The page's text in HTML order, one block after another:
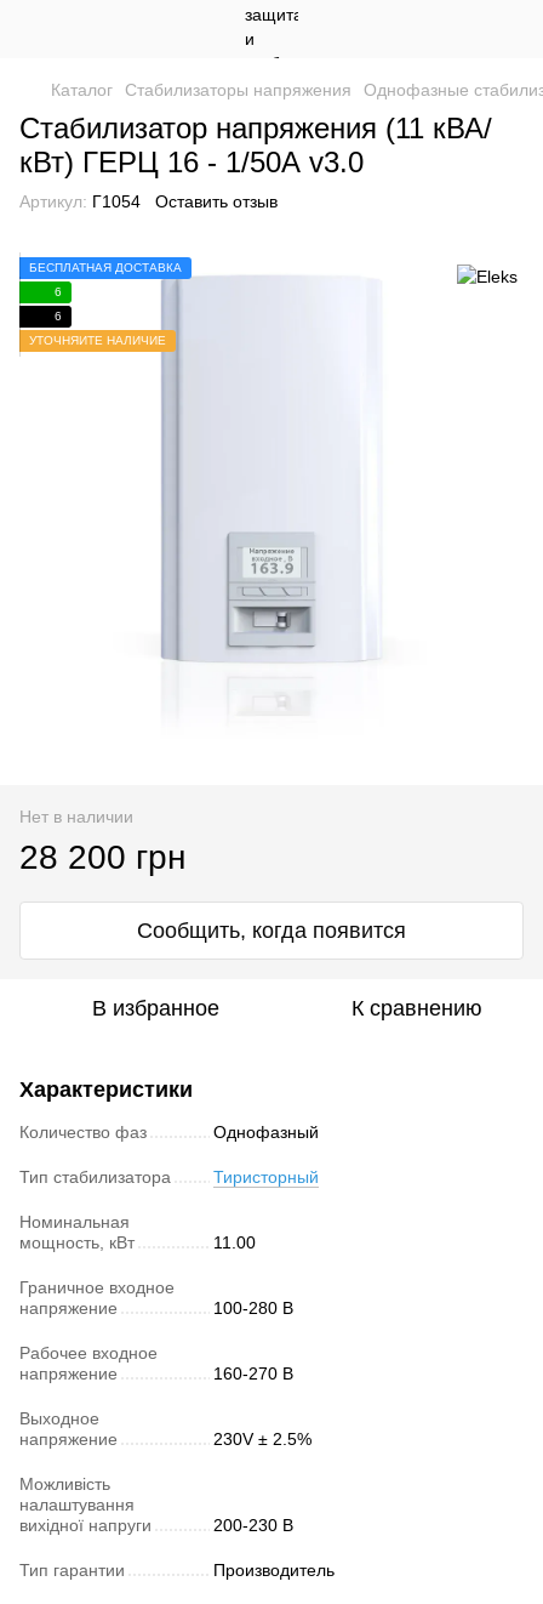
Каталог Стабилизаторы напряжения Однофазные
Стабилизатор напряжения (11 кВА/
кВт) ГЕРЦ 16 - 1/50А v3.0
Артикул: Г1054 Оставить отзыв
БЕСПЛАТНАЯ ДОСТАВКА
6
6
УТОЧНЯЙТЕ НАЛИЧИЕ
Нет в наличии
28 200 грн
Сообщить, когда появится
В избранное К сравнению
Характеристики
Количество фаз Однофазный
Тип стабилизатора Тиристорный
Номинальная
мощность, кВт
11.00
Граничное входное
напряжение
100-280 В
Рабочее входное
напряжение
160-270 В
Выходное
напряжение
230V ± 2.5%
Можливість
налаштування
вихідної напруги
200-230 В
Тип гарантии Производитель